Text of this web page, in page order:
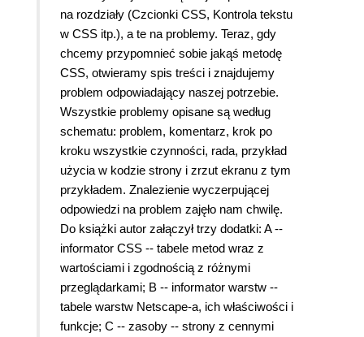
na rozdziały (Czcionki CSS, Kontrola tekstu
w CSS itp.), a te na problemy. Teraz, gdy
chcemy przypomnieć sobie jakąś metodę
CSS, otwieramy spis treści i znajdujemy
problem odpowiadający naszej potrzebie.
Wszystkie problemy opisane są według
schematu: problem, komentarz, krok po
kroku wszystkie czynności, rada, przykład
użycia w kodzie strony i zrzut ekranu z tym
przykładem. Znalezienie wyczerpującej
odpowiedzi na problem zajęło nam chwilę.
Do książki autor załączył trzy dodatki: A --
informator CSS -- tabele metod wraz z
wartościami i zgodnością z różnymi
przeglądarkami; B -- informator warstw --
tabele warstw Netscape-a, ich właściwości i
funkcje; C -- zasoby -- strony z cennymi